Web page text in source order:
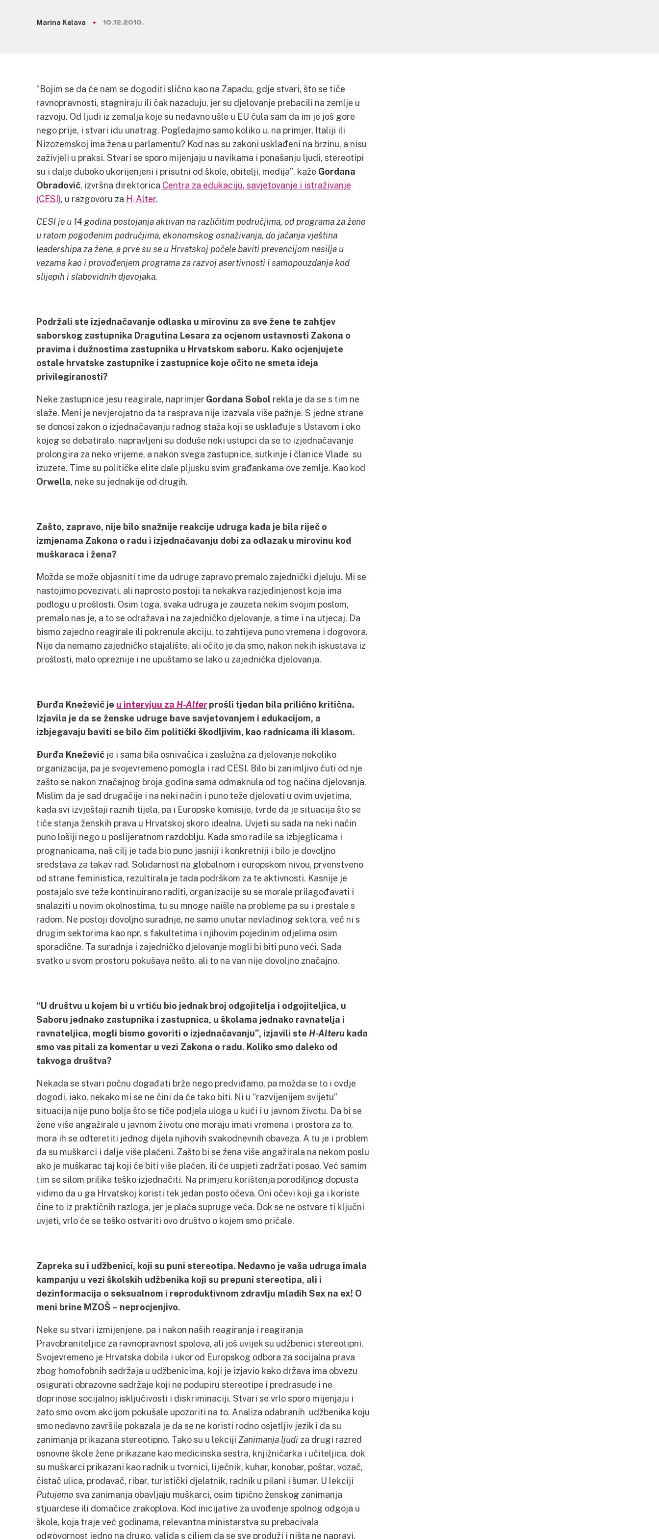
Marina Kelava 10.12.2010.
“Bojim se da će nam se dogoditi slično kao na Zapadu, gdje stvari, što se tiče
ravnopravnosti, stagniraju ili čak nazaduju, jer su djelovanje prebacili na zemlje u
razvoju. Od ljudi iz zemalja koje su nedavno ušle u EU čula sam da im je još gore
nego prije, i stvari idu unatrag. Pogledajmo samo koliko u, na primjer, Italiji ili
Nizozemskoj ima žena u parlamentu? Kod nas su zakoni usklađeni na brzinu, a nisu
zaživjeli u praksi. Stvari se sporo mijenjaju u navikama i ponašanju ljudi, stereotipi
su i dalje duboko ukorijenjeni i prisutni od škole, obitelji, medija”, kaže Gordana
Obradović, izvršna direktorica Centra za edukaciju, savjetovanje i istraživanje
(CESI), u razgovoru za H-Alter.
CESI je u 14 godina postojanja aktivan na različitim područjima, od programa za žene
u ratom pogođenim područjima, ekonomskog osnaživanja, do jačanja vještina
leadershipa za žene, a prve su se u Hrvatskoj počele baviti prevencijom nasilja u
vezama kao i provođenjem programa za razvoj asertivnosti i samopouzdanja kod
slijepih i slabovidnih djevojaka.
Podržali ste izjednačavanje odlaska u mirovinu za sve žene te zahtjev
saborskog zastupnika Dragutina Lesara za ocjenom ustavnosti Zakona o
pravima i dužnostima zastupnika u Hrvatskom saboru. Kako ocjenjujete
ostale hrvatske zastupnike i zastupnice koje očito ne smeta ideja
privilegiranosti?
Neke zastupnice jesu reagirale, naprimjer Gordana Sobol rekla je da se s tim ne
slaže. Meni je nevjerojatno da ta rasprava nije izazvala više pažnje. S jedne strane
se donosi zakon o izjednačavanju radnog staža koji se usklađuje s Ustavom i oko
kojeg se debatiralo, napravljeni su doduše neki ustupci da se to izjednačavanje
prolongira za neko vrijeme, a nakon svega zastupnice, sutkinje i članice Vlade su
izuzete. Time su političke elite dale pljusku svim građankama ove zemlje. Kao kod
Orwella, neke su jednakije od drugih.
Zašto, zapravo, nije bilo snažnije reakcije udruga kada je bila riječ o
izmjenama Zakona o radu i izjednačavanju dobi za odlazak u mirovinu kod
muškaraca i žena?
Možda se može objasniti time da udruge zapravo premalo zajednički djeluju. Mi se
nastojimo povezivati, ali naprosto postoji ta nekakva razjedinjenost koja ima
podlogu u prošlosti. Osim toga, svaka udruga je zauzeta nekim svojim poslom,
premalo nas je, a to se odražava i na zajedničko djelovanje, a time i na utjecaj. Da
bismo zajedno reagirale ili pokrenule akciju, to zahtijeva puno vremena i dogovora.
Nije da nemamo zajedničko stajalište, ali očito je da smo, nakon nekih iskustava iz
prošlosti, malo opreznije i ne upuštamo se lako u zajednička djelovanja.
Đurđa Knežević je u intervjuu za H-Alterprošli tjedan bila prilično kritična.
Izjavila je da se ženske udruge bave savjetovanjem i edukacijom, a
izbjegavaju baviti se bilo čim politički škodljivim, kao radnicama ili klasom.
Đurđa Knežević je i sama bila osnivačica i zaslužna za djelovanje nekoliko
organizacija, pa je svojevremeno pomogla i rad CESI. Bilo bi zanimljivo čuti od nje
zašto se nakon značajnog broja godina sama odmaknula od tog načina djelovanja.
Mislim da je sad drugačije i na neki način i puno teže djelovati u ovim uvjetima,
kada svi izvještaji raznih tijela, pa i Europske komisije, tvrde da je situacija što se
tiče stanja ženskih prava u Hrvatskoj skoro idealna. Uvjeti su sada na neki način
puno lošiji nego u poslijeratnom razdoblju. Kada smo radile sa izbjeglicama i
prognanicama, naš cilj je tada bio puno jasniji i konkretniji i bilo je dovoljno
sredstava za takav rad. Solidarnost na globalnom i europskom nivou, prvenstveno
od strane feministica, rezultirala je tada podrškom za te aktivnosti. Kasnije je
postajalo sve teže kontinuirano raditi, organizacije su se morale prilagođavati i
snalaziti u novim okolnostima, tu su mnoge naišle na probleme pa su i prestale s
radom. Ne postoji dovoljno suradnje, ne samo unutar nevladinog sektora, već ni s
drugim sektorima kao npr. s fakultetima i njihovim pojedinim odjelima osim
sporadične. Ta suradnja i zajedničko djelovanje mogli bi biti puno veći. Sada
svatko u svom prostoru pokušava nešto, ali to na van nije dovoljno značajno.
“U društvu u kojem bi u vrtiću bio jednak broj odgojitelja i odgojiteljica, u
Saboru jednako zastupnika i zastupnica, u školama jednako ravnatelja i
ravnateljica, mogli bismo govoriti o izjednačavanju”, izjavili ste H-Alteru kada
smo vas pitali za komentar u vezi Zakona o radu. Koliko smo daleko od
takvoga društva?
Nekada se stvari počnu događati brže nego predviđamo, pa možda se to i ovdje
dogodi, iako, nekako mi se ne čini da će tako biti. Ni u “razvijenijem svijetu”
situacija nije puno bolja što se tiče podjela uloga u kući i u javnom životu. Da bi se
žene više angažirale u javnom životu one moraju imati vremena i prostora za to,
mora ih se odteretiti jednog dijela njihovih svakodnevnih obaveza. A tu je i problem
da su muškarci i dalje više plaćeni. Zašto bi se žena više angažirala na nekom poslu
ako je muškarac taj koji će biti više plaćen, ili će uspjeti zadržati posao. Već samim
tim se silom prilika teško izjednačiti. Na primjeru korištenja porodiljnog dopusta
vidimo da u ga Hrvatskoj koristi tek jedan posto očeva. Oni očevi koji ga i koriste
čine to iz praktičnih razloga, jer je plaća supruge veća. Dok se ne ostvare ti ključni
uvjeti, vrlo će se teško ostvariti ovo društvo o kojem smo pričale.
Zapreka su i udžbenici, koji su puni stereotipa. Nedavno je vaša udruga imala
kampanju u vezi školskih udžbenika koji su prepuni stereotipa, ali i
dezinformacija o seksualnom i reproduktivnom zdravlju mladih Sex na ex! O
meni brine MZOŠ – neprocjenjivo.
Neke su stvari izmijenjene, pa i nakon naših reagiranja i reagiranja
Pravobraniteljice za ravnopravnost spolova, ali još uvijek su udžbenici stereotipni.
Svojevremeno je Hrvatska dobila i ukor od Europskog odbora za socijalna prava
zbog homofobnih sadržaja u udžbenicima, koji je izjavio kako država ima obvezu
osigurati obrazovne sadržaje koji ne podupiru stereotipe i predrasude i ne
doprinose socijalnoj isključivosti i diskriminaciji. Stvari se vrlo sporo mijenjaju i
zato smo ovom akcijom pokušale upozoriti na to. Analiza odabranih udžbenika koju
smo nedavno završile pokazala je da se ne koristi rodno osjetljiv jezik i da su
zanimanja prikazana stereotipno. Tako su u lekciji Zanimanja ljudi za drugi razred
osnovne škole žene prikazane kao medicinska sestra, knjižničarka i učiteljica, dok
su muškarci prikazani kao radnik u tvornici, liječnik, kuhar, konobar, poštar, vozač,
čistač ulica, prodavač, ribar, turistički djelatnik, radnik u pilani i šumar. U lekciji
Putujemo sva zanimanja obavljaju muškarci, osim tipično ženskog zanimanja
stjuardese ili domaćice zrakoplova. Kod inicijative za uvođenje spolnog odgoja u
škole, koja traje već godinama, relevantna ministarstva su prebacivala
odgovornost jedno na drugo, valjda s ciljem da se sve produži i ništa ne napravi.